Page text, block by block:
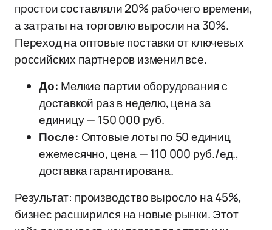
простои составляли 20% рабочего времени,
а затраты на торговлю выросли на 30%.
Переход на оптовые поставки от ключевых
российских партнеров изменил все.
До: Мелкие партии оборудования с
доставкой раз в неделю, цена за
единицу — 150 000 руб.
После: Оптовые лоты по 50 единиц
ежемесячно, цена — 110 000 руб./ед.,
доставка гарантирована.
Результат: производство выросло на 45%,
бизнес расширился на новые рынки. Этот